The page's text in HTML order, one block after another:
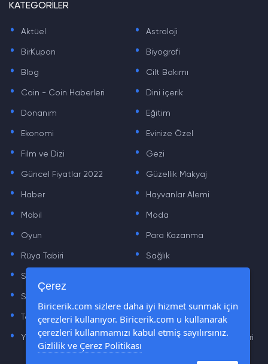
KATEGORİLER
. Aktüel . Astroloji
. BirKupon . Biyografi
. Blog . Cilt Bakımı
. Coin - Coin Haberleri . Dini içerik
. Donanım . Eğitim
. Ekonomi . Evinize Özel
. Film ve Dizi . Gezi
. Güncel Fiyatlar 2022 . Güzellik Makyaj
. Haber . Hayvanlar Alemi
. Mobil . Moda
. Oyun . Para Kazanma
. Rüya Tabiri . Sağlık
. Sinema .
. Sözler
. Teknoloji Haberleri . Yaşam
. Yazılım Haberleri . Yiyecek Önerileri ve Tarifleri
Çerez
Biricerik.com sizlere daha iyi hizmet sunmak için
çerezleri kullanıyor. Biricerik.com u kullanarak
çerezleri kullanmamızı kabul etmiş sayılırsınız.
Gizlilik ve Çerez Politikası